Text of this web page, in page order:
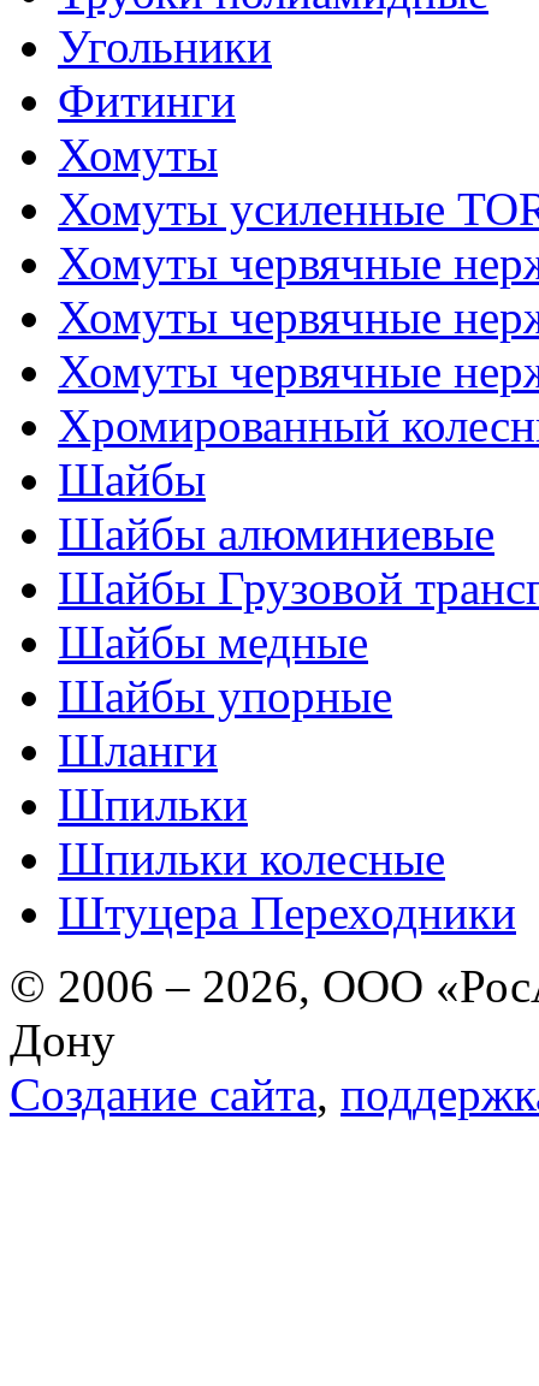
Угольники
Фитинги
Хомуты
Хомуты усиленные
Хомуты червячные
Хомуты червячные
Хомуты червячные
Хромированный
Шайбы
Шайбы алюминиевые
Шайбы Грузовой
Шайбы медные
Шайбы упорные
Шланги
Шпильки
Шпильки колесные
Штуцера Переходники
© 2006 – 2026, ООО
Дону
Создание сайта,